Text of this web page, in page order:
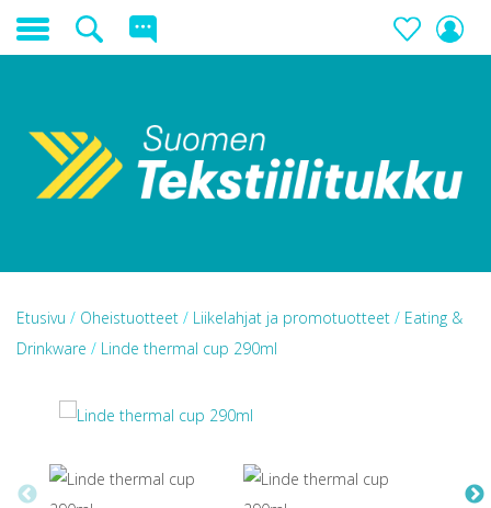
Etusivu / Oheistuotteet / Liikelahjat ja promotuotteet / Eating &
Drinkware / Linde thermal cup 290ml